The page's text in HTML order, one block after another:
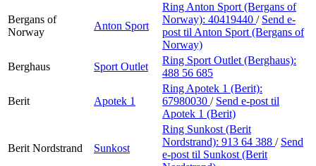
Bergans of
Norway
Anton Sport
Ring Anton Sport (Bergans of
Norway): 40419440 / Send e-
post til Anton Sport (Bergans of
Norway)
Berghaus
Sport Outlet
Ring Sport Outlet (Berghaus):
488 56 685
Berit Apotek 1
Ring Apotek 1 (Berit):
67980030 / Send e-post til
Apotek 1 (Berit)
Berit Nordstrand Sunkost
Ring Sunkost (Berit
Nordstrand): 913 64 388 / Send
e-post til Sunkost (Berit